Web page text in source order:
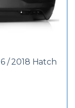
/ 2018 Hatch